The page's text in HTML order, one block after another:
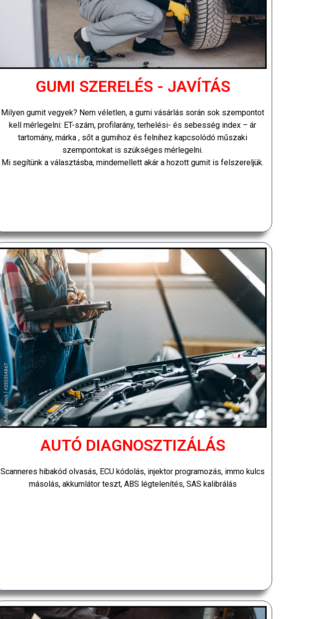
GUMI SZERELÉS - JAVÍTÁS
Milyen gumit vegyek? Nem véletlen, a gumi vásárlás során sok szempontot
kell mérlegelni: ET-szám, profilarány, terhelési- és sebesség index – ár
tartomány, márka , sőt a gumihoz és felnihez kapcsolódó műszaki
szempontokat is szükséges mérlegelni.
Mi segítünk a választásba, mindemellett akár a hozott gumit is felszereljük.
AUTÓ DIAGNOSZTIZÁLÁS
Scanneres hibakód olvasás, ECU kódolás, injektor programozás, immo kulcs
másolás, akkumlátor teszt, ABS légtelenítés, SAS kalibrálás